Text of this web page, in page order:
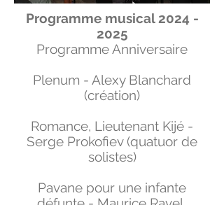
Programme musical 2024 -
2025
Programme Anniversaire
Plenum - Alexy Blanchard
(création)
Romance, Lieutenant Kijé -
Serge Prokofiev (quatuor de
solistes)
Pavane pour une infante